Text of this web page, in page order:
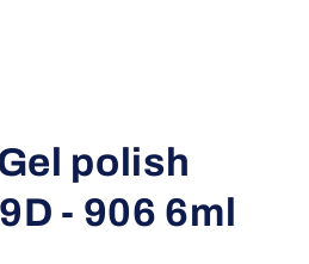
polish
- 906 6ml